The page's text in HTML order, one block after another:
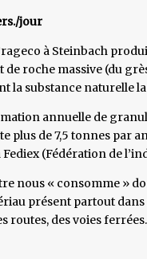
jour
à Steinbach
de roche massive (du
la substance naturelle
annuelle de
plus de 7,5 tonnes par
(Fédération de
nous « consomme »
présent partout
routes, des voies